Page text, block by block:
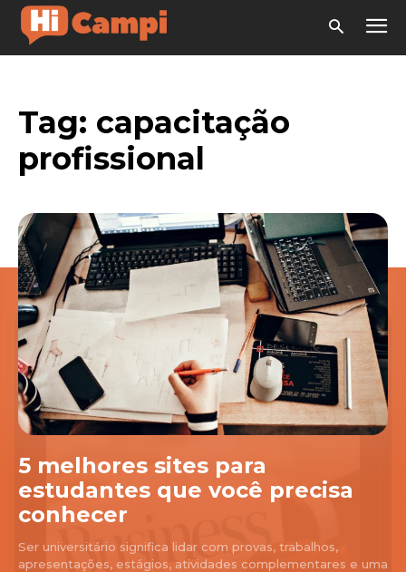
Tag: capacitação
profissional
5 melhores sites para
estudantes que você precisa
conhecer
Ser universitário significa lidar com provas, trabalhos,
apresentações, estágios, atividades complementares e uma